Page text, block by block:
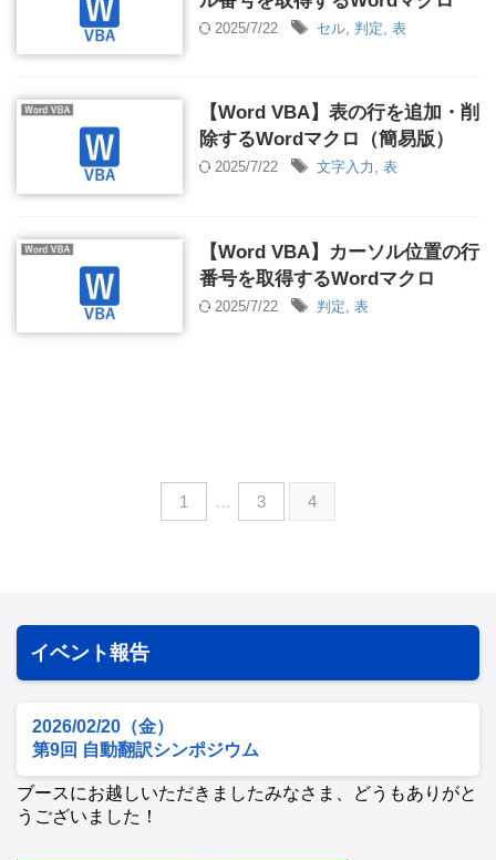
2025/7/22 セル, 判定, 表
【Word VBA】表の行を追加・削
除するWordマクロ（簡易版）
2025/7/22 文字入力 , 表
【Word VBA】カーソル位置の行
番号を取得するWordマクロ
2025/7/22 判定 表
1 … 3 4
イベント報告
2026/02/20（金）
第9回 自動翻訳シンポジウム
ブースにお越しいただきましたみなさま、どうもありがと
うございました！